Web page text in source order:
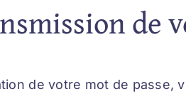
de
de votre mot de passe,